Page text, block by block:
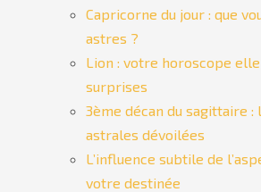
Capricorne du jour : que
astres ?
Lion : votre horoscope
surprises
3ème décan du sagittaire :
astrales dévoilées
L’influence subtile de
votre destinée